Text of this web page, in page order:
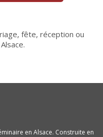
fête, réception ou
en Alsace. Construite en